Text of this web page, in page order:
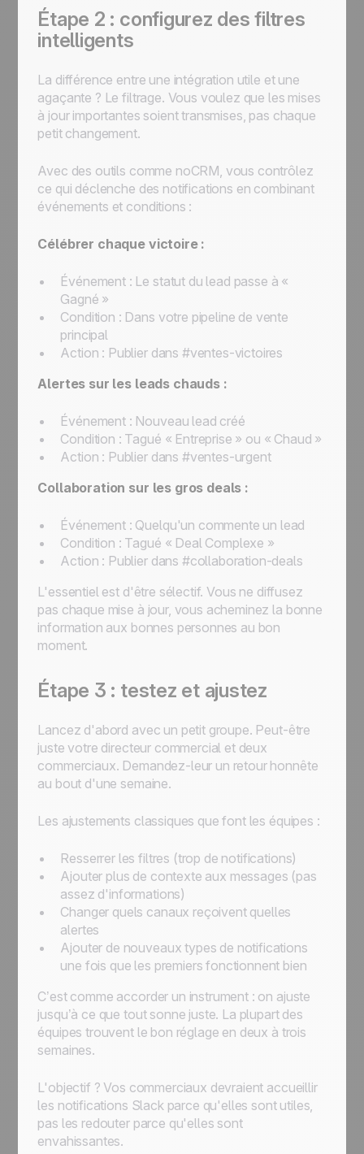
Étape 2 : configurez des filtres
intelligents
La différence entre une intégration utile et une
agaçante ? Le filtrage. Vous voulez que les mises
à jour importantes soient transmises, pas chaque
petit changement.
Avec des outils comme noCRM, vous contrôlez
ce qui déclenche des notifications en combinant
événements et conditions :
Célébrer chaque victoire :
Événement : Le statut du lead passe à «
Gagné »
Condition : Dans votre pipeline de vente
principal
Action : Publier dans #ventes-victoires
Alertes sur les leads chauds :
Événement : Nouveau lead créé
Condition : Tagué « Entreprise » ou « Chaud »
Action : Publier dans #ventes-urgent
Collaboration sur les gros deals :
Événement : Quelqu'un commente un lead
Condition : Tagué « Deal Complexe »
Action : Publier dans #collaboration-deals
L'essentiel est d'être sélectif. Vous ne diffusez
pas chaque mise à jour, vous acheminez la bonne
information aux bonnes personnes au bon
moment.
Étape 3 : testez et ajustez
Lancez d'abord avec un petit groupe. Peut-être
juste votre directeur commercial et deux
commerciaux. Demandez-leur un retour honnête
au bout d'une semaine.
Les ajustements classiques que font les équipes :
Resserrer les filtres (trop de notifications)
Ajouter plus de contexte aux messages (pas
assez d'informations)
Changer quels canaux reçoivent quelles
alertes
Ajouter de nouveaux types de notifications
une fois que les premiers fonctionnent bien
C’est comme accorder un instrument : on ajuste
jusqu’à ce que tout sonne juste. La plupart des
équipes trouvent le bon réglage en deux à trois
semaines.
L'objectif ? Vos commerciaux devraient accueillir
les notifications Slack parce qu'elles sont utiles,
pas les redouter parce qu'elles sont
envahissantes.